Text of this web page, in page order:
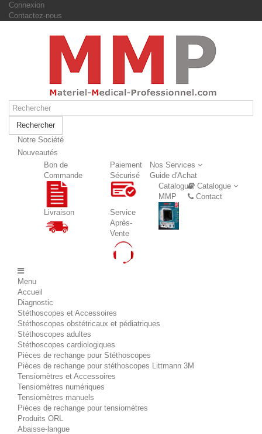
Connexion
Contactez-nous
Rechercher
Notre Société
Nouveautés
Nos Services
Bon de
Commande
Paiement
Sécurisé
Livraison
Service
Après-
Vente
Guide d'Achat
Catalogue
Catalogue
MMP
Contact
Menu
Accueil
Diagnostic
Stéthoscopes et Accessoires
Stéthoscopes obstétricaux et pédiatriques
Stéthoscopes adultes
Stéthoscopes cardiologiques
Pièces de rechange pour Stéthoscopes
Pièces de rechange pour stéthoscopes Littmann 3M
Tensiomètres et Accessoires
Tensiomètres numériques
Tensiomètres manuels
Pièces de rechange pour tensiomètres
Produits ORL
Abaisse-langue